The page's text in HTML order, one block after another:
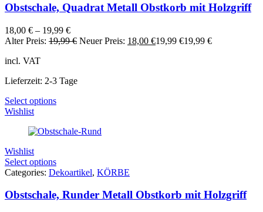
Obstschale, Quadrat Metall Obstkorb mit Holzgriff
18,00 € – 19,99 €
Alter Preis: 19,99€ Neuer Preis: 18,00 €19,99 €19,99 €
incl. VAT
Lieferzeit: 2-3 Tage
Select options
Wishlist
Wishlist
Select options
Categories: Dekoartikel, KÖRBE
Obstschale, Runder Metall Obstkorb mit Holzgriff